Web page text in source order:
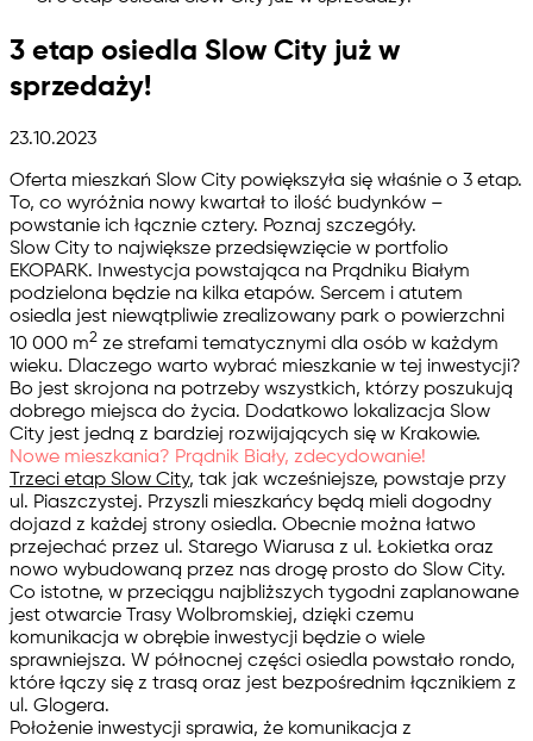
3 etap osiedla Slow City już w
sprzedaży!
23.10.2023
Oferta mieszkań Slow City powiększyła się właśnie o 3 etap.
To, co wyróżnia nowy kwartał to ilość budynków –
powstanie ich łącznie cztery. Poznaj szczegóły.
Slow City to największe przedsięwzięcie w portfolio
EKOPARK. Inwestycja powstająca na Prądniku Białym
podzielona będzie na kilka etapów. Sercem i atutem
osiedla jest niewątpliwie zrealizowany park o powierzchni
10 000 m2 ze strefami tematycznymi dla osób w każdym
wieku. Dlaczego warto wybrać mieszkanie w tej inwestycji?
Bo jest skrojona na potrzeby wszystkich, którzy poszukują
dobrego miejsca do życia. Dodatkowo lokalizacja Slow
City jest jedną z bardziej rozwijających się w Krakowie.
Nowe mieszkania? Prądnik Biały, zdecydowanie!
Trzeci etap Slow City, tak jak wcześniejsze, powstaje przy
ul. Piaszczystej. Przyszli mieszkańcy będą mieli dogodny
dojazd z każdej strony osiedla. Obecnie można łatwo
przejechać przez ul. Starego Wiarusa z ul. Łokietka oraz
nowo wybudowaną przez nas drogę prosto do Slow City.
Co istotne, w przeciągu najbliższych tygodni zaplanowane
jest otwarcie Trasy Wolbromskiej, dzięki czemu
komunikacja w obrębie inwestycji będzie o wiele
sprawniejsza. W północnej części osiedla powstało rondo,
które łączy się z trasą oraz jest bezpośrednim łącznikiem z
ul. Glogera.
Położenie inwestycji sprawia, że komunikacja z